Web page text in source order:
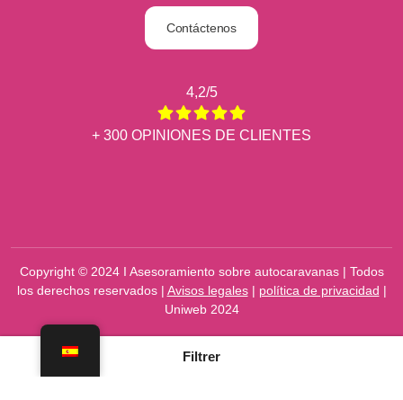
Contáctenos
4,2/5
+ 300 OPINIONES DE CLIENTES
Copyright © 2024 I Asesoramiento sobre autocaravanas | Todos
los derechos reservados | Avisos legales| política de privacidad |
Uniweb 2024
Filtrer